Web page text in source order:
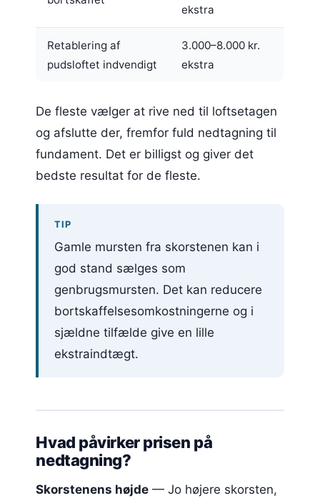
ekstra
Retablering af
pudsloftet indvendigt
3.000–8.000 kr.
ekstra
De fleste vælger at rive ned til loftsetagen
og afslutte der, fremfor fuld nedtagning til
fundament. Det er billigst og giver det
bedste resultat for de fleste.
TIP
Gamle mursten fra skorstenen kan i
god stand sælges som
genbrugsmursten. Det kan reducere
bortskaffelsesomkostningerne og i
sjældne tilfælde give en lille
ekstraindtægt.
Hvad påvirker prisen på
nedtagning?
Skorstenens højde — Jo højere skorsten,